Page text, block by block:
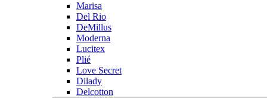
Marisa
Del Rio
DeMillus
Moderna
Lucitex
Plié
Love Secret
Dilady
Delcotton